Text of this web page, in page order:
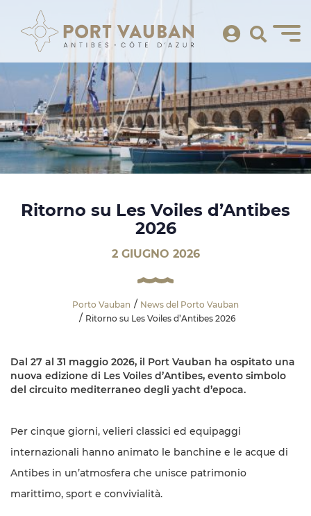
Ritorno su Les Voiles d’Antibes
2026
2 GIUGNO 2026
Porto Vauban
News del Porto Vauban
Ritorno su Les Voiles d’Antibes 2026
Dal 27 al 31 maggio 2026, il Port Vauban ha ospitato una
nuova edizione di Les Voiles d’Antibes, evento simbolo
del circuito mediterraneo degli yacht d’epoca.
Per cinque giorni, velieri classici ed equipaggi
internazionali hanno animato le banchine e le acque di
Antibes in un’atmosfera che unisce patrimonio
marittimo, sport e convivialità.